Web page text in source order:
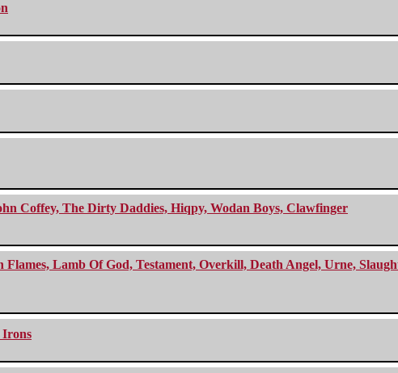
Coffey, The Dirty Daddies, Hiqpy, Wodan Boys, Clawfinger
Flames, Lamb Of God, Testament, Overkill, Death Angel, Urne,
Irons